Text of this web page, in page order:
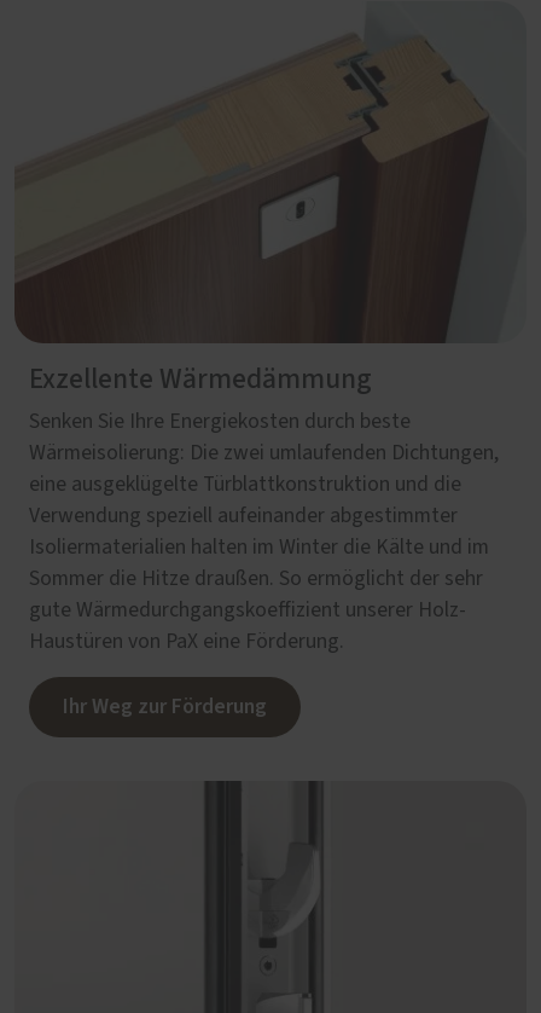
Exzellente Wärmedämmung
Senken Sie Ihre Energiekosten durch beste
Wärmeisolierung: Die zwei umlaufenden Dichtungen,
eine ausgeklügelte Türblattkonstruktion und die
Verwendung speziell aufeinander abgestimmter
Isoliermaterialien halten im Winter die Kälte und im
Sommer die Hitze draußen. So ermöglicht der sehr
gute Wärmedurchgangskoeffizient unserer Holz-
Haustüren von PaX eine Förderung.
Ihr Weg zur Förderung